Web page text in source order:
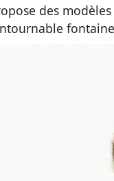
des
fontaine